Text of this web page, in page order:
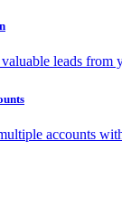
valuable leads from
accounts